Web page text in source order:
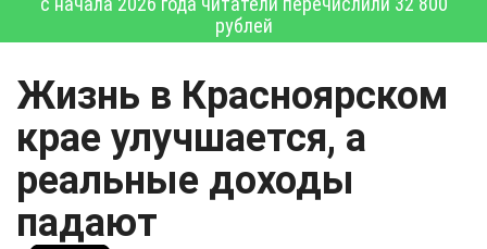
рублей
Жизнь в Красноярском
крае улучшается, а
реальные доходы
падают